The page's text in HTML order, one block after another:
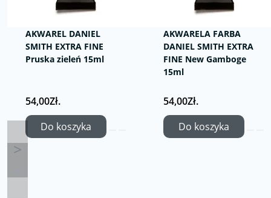
AKWAREL DANIEL
SMITH EXTRA FINE
Pruska zieleń 15ml
54,00Zł.
Do koszyka
AKWARELA FARBA
DANIEL SMITH EXTRA
FINE New Gamboge
15ml
54,00Zł.
Do koszyka